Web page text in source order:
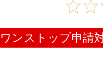
ンストップ申請